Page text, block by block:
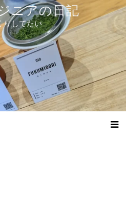
ニアの日記
りしてたい